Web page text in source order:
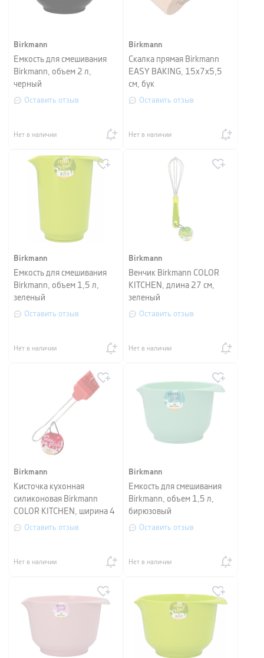
Birkmann
Емкость для смешивания
Birkmann, объем 2 л,
черный
Оставить отзыв
Нет в наличии
Birkmann
Скалка прямая Birkmann
EASY BAKING, 15х7х5,5
см, бук
Оставить отзыв
Нет в наличии
Birkmann
Емкость для смешивания
Birkmann, объем 1,5 л,
зеленый
Оставить отзыв
Нет в наличии
Birkmann
Венчик Birkmann COLOR
KITCHEN, длина 27 см,
зеленый
Оставить отзыв
Нет в наличии
Birkmann
Кисточка кухонная
силиконовая Birkmann
COLOR KITCHEN, ширина 4
см, красный
Оставить отзыв
Нет в наличии
Birkmann
Емкость для смешивания
Birkmann, объем 1,5 л,
бирюзовый
Оставить отзыв
Нет в наличии